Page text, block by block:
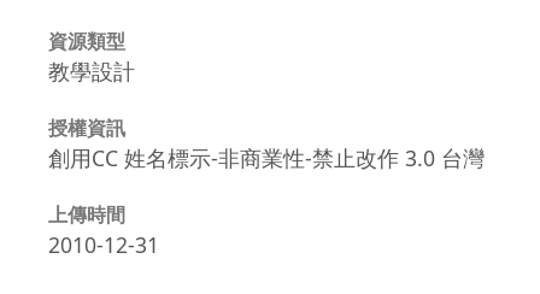
資源類型
教學設計
授權資訊
創用CC 姓名標示-非商業性-禁止改作 3.0 台灣
上傳時間
2010-12-31